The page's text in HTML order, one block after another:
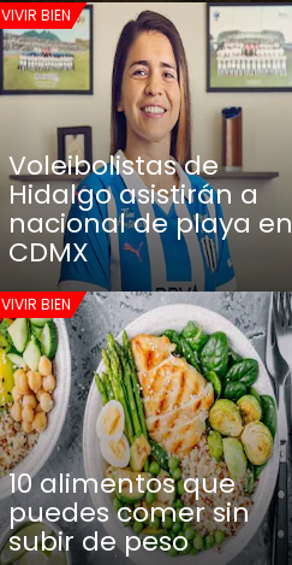
VIVIR BIEN
Voleibolistas de
Hidalgo asistirán a
nacional de playa en
CDMX
VIVIR BIEN
10 alimentos que
puedes comer sin
subir de peso